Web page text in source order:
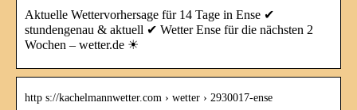
Aktuelle Wettervorhersage für 14 Tage in Ense ✔
stundengenau & aktuell ✔ Wetter Ense für die nächsten 2
Wochen – wetter.de ☀
http s://kachelmannwetter.com › wetter › 2930017-ense